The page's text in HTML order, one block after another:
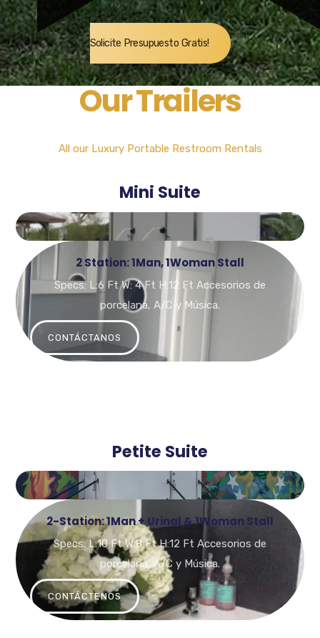
Solicite Presupuesto Gratis!
Our Trailers
All our Luxury Portable Restroom Rentals
Mini Suite
2 Station: 1Man, 1Woman Stall
Specs: L:6 Ft W: 4 Ft H:12 Ft Accesorios de
porcelana, A/C y Música.
CONTÁCTANOS
Petite Suite
2-Station: 1Man + Urinal & 1Woman Stall
Specs: L:10 Ft W:8 Ft H:12 Ft Accesorios de
porcelana, A/C y Música.
CONTÁCTENOS